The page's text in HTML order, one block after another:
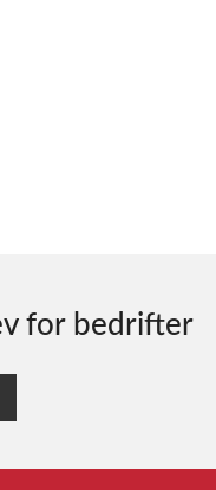
for bedrifter